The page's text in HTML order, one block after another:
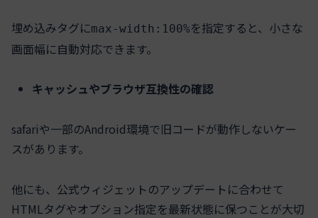
埋め込みタグにmax-width:100%を指定すると、小さな
画面幅に自動対応できます。
キャッシュやブラウザ互換性の確認
safariや一部のAndroid環境で旧コードが動作しないケー
スがあります。
他にも、公式ウィジェットのアップデートに合わせて
HTMLタグやオプション指定を最新状態に保つことが大切